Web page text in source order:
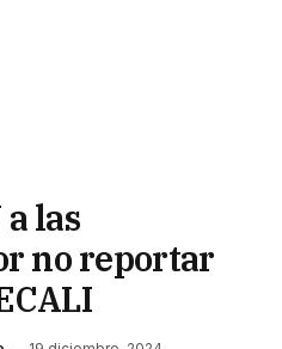
las
no reportar